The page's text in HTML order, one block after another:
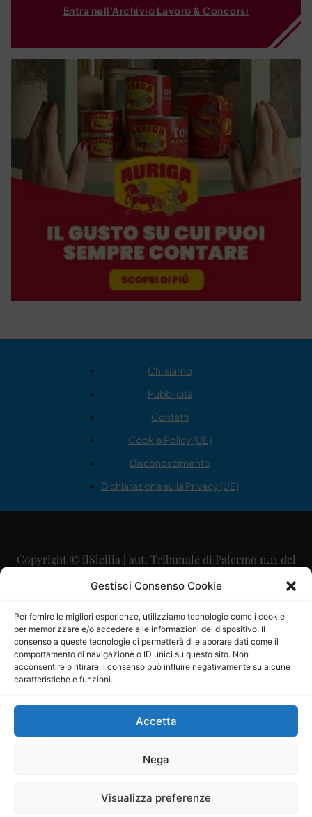
Gestisci Consenso Cookie
Per fornire le migliori esperienze, utilizziamo tecnologie come i cookie
per memorizzare e/o accedere alle informazioni del dispositivo. Il
consenso a queste tecnologie ci permetterà di elaborare dati come il
comportamento di navigazione o ID unici su questo sito. Non
acconsentire o ritirare il consenso può influire negativamente su alcune
caratteristiche e funzioni.
Accetta
Nega
Visualizza preferenze
Entra nell'Archivio Lavoro & Concorsi
Chi siamo
Pubblicità
Contatti
Cookie Policy (UE)
Disconoscimento
Dichiarazione sulla Privacy (UE)
Copyright © ilSicilia | aut. Tribunale di Palermo n.11 del
29/09/2015
Direttore Editoriale: Maurizio Scaglione
Direttore Responsabile: Maria Calabrese
P.IVA: 06334930820
Mercurio Comunicazione Società Cooperativa a r.l. è
iscritta al Registro degli Operatori di Comunicazione al
Sito gestito daLa Digitale srl–info@ladigitale.it